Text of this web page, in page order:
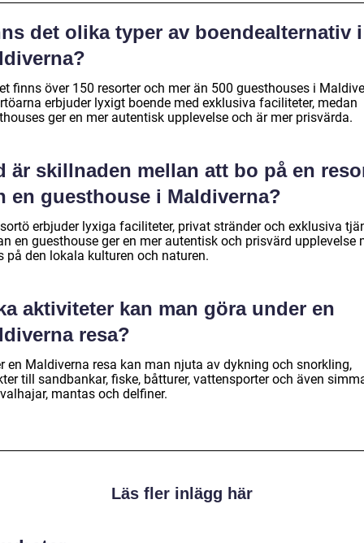
det olika typer av boendealternativ i
finns över 150 resorter och mer än 500 guesthouses i
erbjuder lyxigt boende med exklusiva faciliteter, medan
ger en mer autentisk upplevelse och är mer prisvärda.
är skillnaden mellan att bo på en
en guesthouse i Maldiverna?
erbjuder lyxiga faciliteter, privat stränder och exklusiva
en guesthouse ger en mer autentisk och prisvärd upplevelse
på den lokala kulturen och naturen.
aktiviteter kan man göra under en
resa?
en Maldiverna resa kan man njuta av dykning och snorkling,
till sandbankar, fiske, båtturer, vattensporter och även
mantas och delfiner.
Läs fler inlägg här